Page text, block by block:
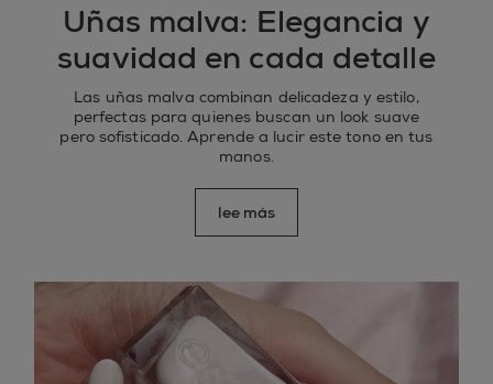
Uñas malva: Elegancia y
suavidad en cada detalle
Las uñas malva combinan delicadeza y estilo,
perfectas para quienes buscan un look suave
pero sofisticado. Aprende a lucir este tono en tus
manos.
lee más